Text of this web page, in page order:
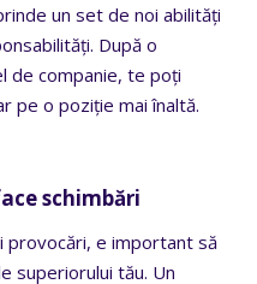
un set de noi abilități
După o
de companie, te poți
pe o poziție mai înaltă.
schimbări
provocări, e important să
superiorului tău. Un